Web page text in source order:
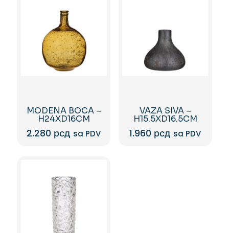
MODENA BOCA –
H24XD16CM
2.280 рсд sa PDV
VAZA SIVA –
H15.5XD16.5CM
1.960 рсд sa PDV